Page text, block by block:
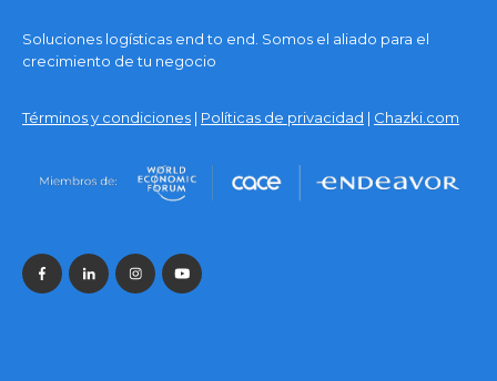
Soluciones logísticas end to end. Somos el aliado para el
crecimiento de tu negocio
Términos y condiciones | Políticas de privacidad | Chazki.com